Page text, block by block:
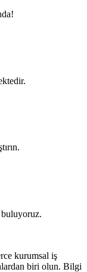
buluyoruz.
kurumsal iş
biri olun. Bilgi